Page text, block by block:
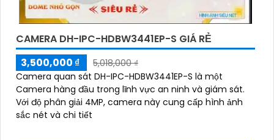
CAMERA DH-IPC-HDBW3441EP-S GIÁ RẺ
3,500,000 ₫
5,018,000 ₫
Camera quan sát DH-IPC-HDBW3441EP-S là một
Camera hàng đầu trong lĩnh vực an ninh và giám sát.
Với độ phân giải 4MP, camera này cung cấp hình ảnh
sắc nét và chi tiết